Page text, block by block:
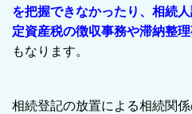
を把握できなかったり、相続
定資産税の徴収事務や滞納整
もなります。
相続登記の放置による相続関